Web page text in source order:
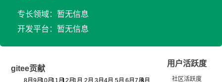
专长领域：暂无信息
开发平台：暂无信息
gitee贡献
用户活跃度